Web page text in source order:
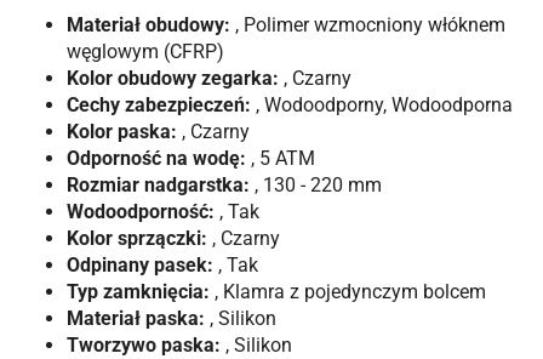
Materiał obudowy: , Polimer wzmocniony włóknem
węglowym (CFRP)
Kolor obudowy zegarka: , Czarny
Cechy zabezpieczeń: , Wodoodporny, Wodoodporna
Kolor paska: , Czarny
Odporność na wodę: , 5 ATM
Rozmiar nadgarstka: , 130 - 220 mm
Wodoodporność: , Tak
Kolor sprzączki: , Czarny
Odpinany pasek: , Tak
Typ zamknięcia: , Klamra z pojedynczym bolcem
Materiał paska: , Silikon
Tworzywo paska: , Silikon